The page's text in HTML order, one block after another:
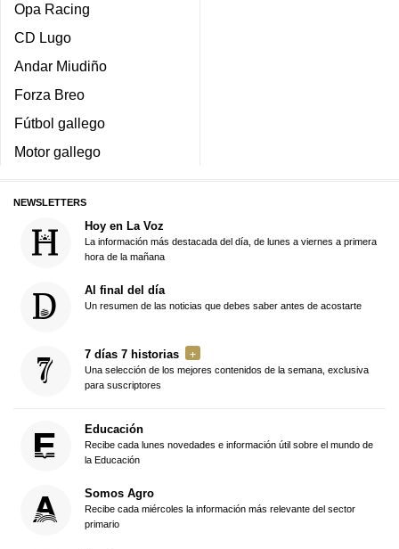
Opa Racing
CD Lugo
Andar Miudiño
Forza Breo
Fútbol gallego
Motor gallego
NEWSLETTERS
Hoy en La Voz
La información más destacada del día, de lunes a viernes a primera
hora de la mañana
Al final del día
Un resumen de las noticias que debes saber antes de acostarte
7 días 7 historias
Una selección de los mejores contenidos de la semana, exclusiva
para suscriptores
Educación
Recibe cada lunes novedades e información útil sobre el mundo de
la Educación
Somos Agro
Recibe cada miércoles la información más relevante del sector
primario